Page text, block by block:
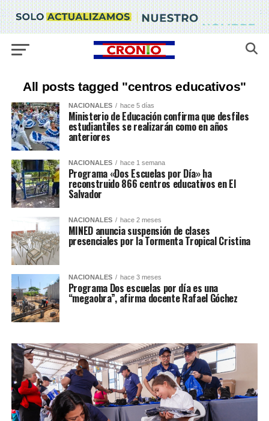
All posts tagged "centros educativos"
NACIONALES hace 5 días
Ministerio de Educación confirma que desfiles
estudiantiles se realizarán como en años
anteriores
NACIONALES hace 1 semana
Programa «Dos Escuelas por Día» ha
reconstruido 866 centros educativos en El
Salvador
NACIONALES hace 2 meses
MINED anuncia suspensión de clases
presenciales por la Tormenta Tropical Cristina
NACIONALES hace 3 meses
Programa Dos escuelas por día es una
“megaobra”, afirma docente Rafael Góchez